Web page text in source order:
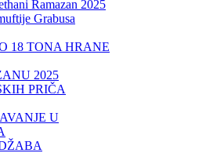
Ramazan 2025
Grabusa
18 TONA HRANE
2025
PRIČA
U